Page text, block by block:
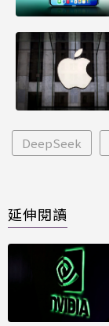
DeepSeek
延伸閱讀